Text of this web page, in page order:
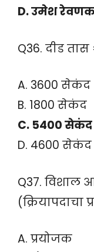
D. उमेश
Q36. दीड
A. 3600 सेकंद
B. 1800 सेकंद
C. 5400 सेकंद
D. 4600 सेकंद
Q37. विशाल
A. प्रयोजक